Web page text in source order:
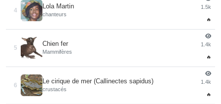
4
Lola Martin
chanteurs
1.5k
🔥
5
Chien fer
Mammifères
1.4k
🔥
6
Le cirique de mer (Callinectes sapidus)
crustacés
1.4k
🔥